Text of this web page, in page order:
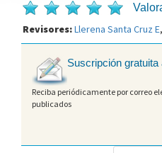
Revisores:Llerena Santa Cruz E,
Suscripción
Reciba periódicamente por correo
publicados